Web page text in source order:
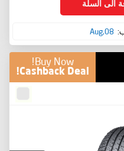
الى السلة
08,Aug
Buy Now!
Cashback Deal!